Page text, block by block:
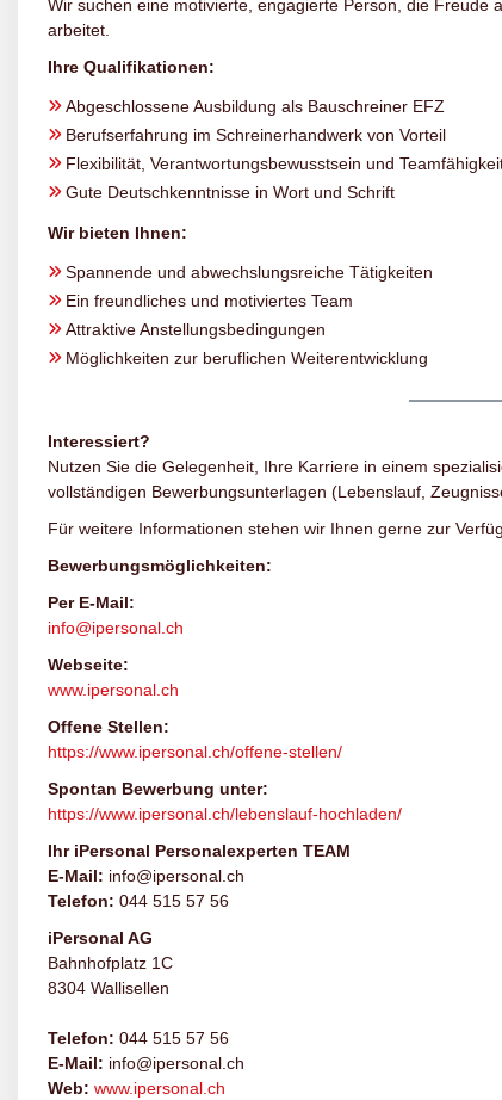
Wir suchen eine motivierte, engagierte Person, die Freude
arbeitet.
Ihre Qualifikationen:
Abgeschlossene Ausbildung als Bauschreiner EFZ
Berufserfahrung im Schreinerhandwerk von Vorteil
Flexibilität, Verantwortungsbewusstsein und
Gute Deutschkenntnisse in Wort und Schrift
Wir bieten Ihnen:
Spannende und abwechslungsreiche Tätigkeiten
Ein freundliches und motiviertes Team
Attraktive Anstellungsbedingungen
Möglichkeiten zur beruflichen Weiterentwicklung
Interessiert?
Nutzen Sie die Gelegenheit, Ihre Karriere in einem
vollständigen Bewerbungsunterlagen (Lebenslauf,
Für weitere Informationen stehen wir Ihnen gerne zur
Bewerbungsmöglichkeiten:
Per E-Mail:
info@ipersonal.ch
Webseite:
www.ipersonal.ch
Offene Stellen:
https://www.ipersonal.ch/offene-stellen/
Spontan Bewerbung unter:
https://www.ipersonal.ch/lebenslauf-hochladen/
Ihr iPersonal Personalexperten TEAM
E-Mail: info@ipersonal.ch
Telefon: 044 515 57 56
iPersonal AG
Bahnhofplatz 1C
8304 Wallisellen
Telefon: 044 515 57 56
E-Mail: info@ipersonal.ch
Web: www.ipersonal.ch